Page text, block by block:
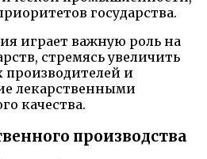
государства.
играет важную роль на
стремясь увеличить
производителей и
лекарственными
качества.
производства